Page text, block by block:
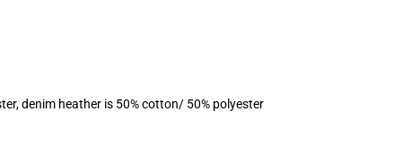
denim heather is 50% cotton/ 50% polyester